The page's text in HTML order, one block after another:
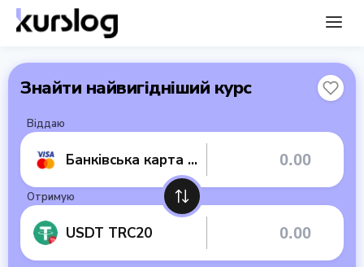
Знайти найвигідніший курс
Віддаю
Банківська карта SEK
Отримую
USDT TRC20